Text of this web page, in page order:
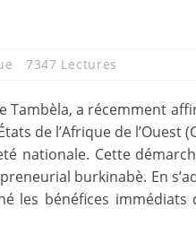
7347 Lectures
Tambèla, a récemment
de l’Afrique de l’Ouest
nationale. Cette
burkinabè. En
les bénéfices immédiats